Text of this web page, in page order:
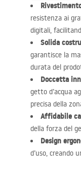
resistenza ai
digitali,
Solida
garantisce la
durata del
Doccetta
getto d’acqua
precisa della
Affidabile
della forza del
Design
d’uso, creando